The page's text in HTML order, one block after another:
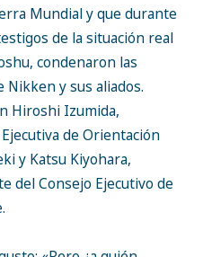
Mundial y que durante
de la situación real
condenaron las
Nikken y sus aliados.
Hiroshi Izumida,
de Orientación
y Katsu Kiyohara,
del Consejo Ejecutivo de